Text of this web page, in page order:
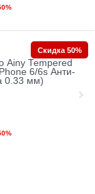
Ainy Tempered
6/6s Анти-
0.33 мм)
Скидка 50%